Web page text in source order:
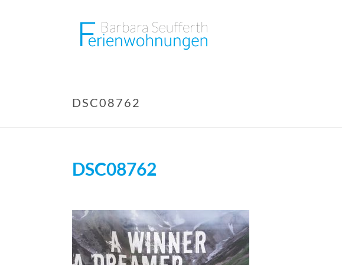
DSC08762
DSC08762